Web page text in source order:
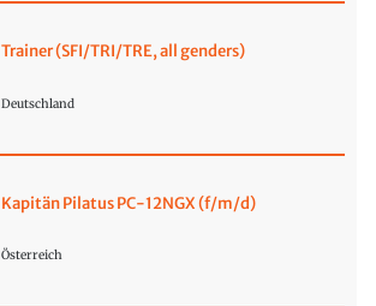
Trainer (SFI/TRI/TRE, all genders)
Deutschland
Kapitän Pilatus PC-12NGX (f/m/d)
Österreich